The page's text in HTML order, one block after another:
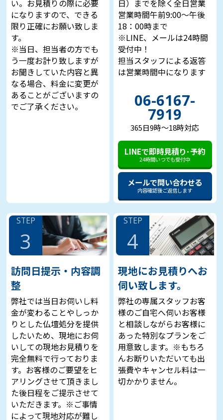
い。お見積りの際に必要
になりますので、できる
限り正確にお願い致しま
す。
※当日、担当者の方でも
う一度お計り致しますが
お聞きしていた内容と異
なる場合、料金に変更が
あることがございますの
でご了承ください。
日）までを除く全日営業
営業時間午前9:00～午後
18：00時まで
※LINE、メールは24時間
受付中！
担当スタッフによる返答
は営業時間中になります
06-6167-
7919
365日9時～18時対応
LINEで即時見積り･予約
24時間いつでも受付中
メールで問い合わせる
内容確認後ご返信します
STEP
3
訪問日提示・内容調
整
弊社では当日お伺いし料
金が変わることやしっか
りとした仏壇処分を提供
したいため、現地にお伺
いしての現地お見積りを
完全無料で行っておりま
す。お客様のご要望をヒ
アリングさせて頂きまし
た後日程をご提示させて
いただきます。※ご事情
によって現地対応が難し
STEP
4
現地にお見積りへお
伺い致します。
弊社の専属スタッフお客
様のご自宅へ伺いお客様
と相談しながらお客様に
あった特別なプランをご
用意致します。※もちろ
んお断りいただいても出
張費やキャンセル料は一
切かかりません。